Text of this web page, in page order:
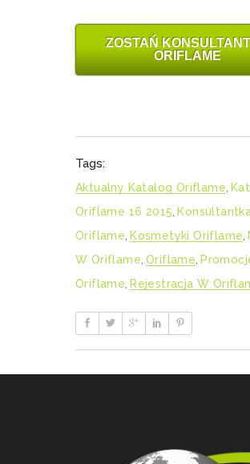
ZOSTAŃ
ORIFLAME
Tags:
Aktualny Katalog Oriflame
Oriflame 16 2015
Oriflame Kosmetyki Oriflame
W Oriflame Oriflame
Oriflame Rejestracja W